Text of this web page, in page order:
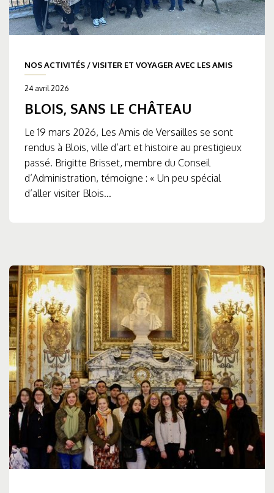
NOS ACTIVITÉS /VISITER ET VOYAGER AVEC LES AMIS
24 avril 2026
BLOIS, SANS LE CHÂTEAU
Le 19 mars 2026, Les Amis de Versailles se sont
rendus à Blois, ville d’art et histoire au prestigieux
passé. Brigitte Brisset, membre du Conseil
d’Administration, témoigne : « Un peu spécial
d’aller visiter Blois...